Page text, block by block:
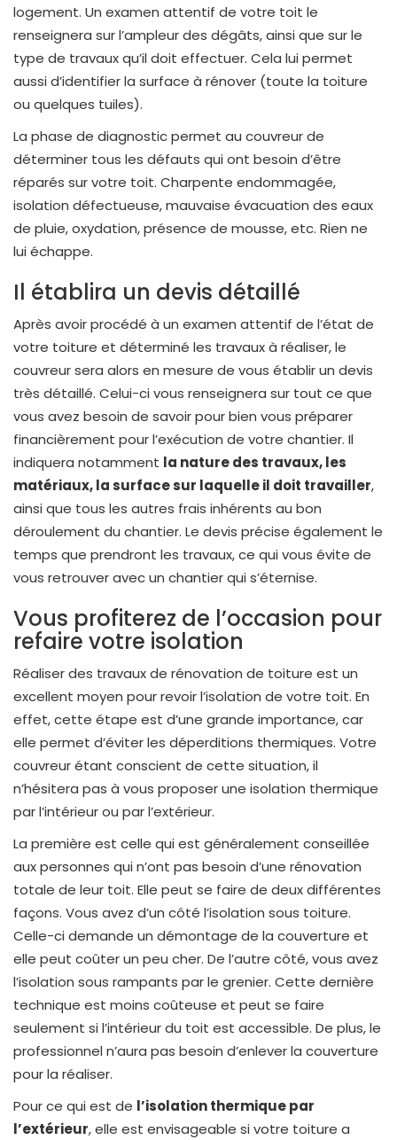
logement. Un examen attentif de votre toit le
renseignera sur l’ampleur des dégâts, ainsi que sur le
type de travaux qu’il doit effectuer. Cela lui permet
aussi d’identifier la surface à rénover (toute la toiture
ou quelques tuiles).
La phase de diagnostic permet au couvreur de
déterminer tous les défauts qui ont besoin d’être
réparés sur votre toit. Charpente endommagée,
isolation défectueuse, mauvaise évacuation des eaux
de pluie, oxydation, présence de mousse, etc. Rien ne
lui échappe.
Il établira un devis détaillé
Après avoir procédé à un examen attentif de l’état de
votre toiture et déterminé les travaux à réaliser, le
couvreur sera alors en mesure de vous établir un devis
très détaillé. Celui-ci vous renseignera sur tout ce que
vous avez besoin de savoir pour bien vous préparer
financièrement pour l’exécution de votre chantier. Il
indiquera notamment la nature des travaux, les
matériaux, la surface sur laquelle il doit travailler,
ainsi que tous les autres frais inhérents au bon
déroulement du chantier. Le devis précise également le
temps que prendront les travaux, ce qui vous évite de
vous retrouver avec un chantier qui s’éternise.
Vous profiterez de l’occasion pour
refaire votre isolation
Réaliser des travaux de rénovation de toiture est un
excellent moyen pour revoir l’isolation de votre toit. En
effet, cette étape est d’une grande importance, car
elle permet d’éviter les déperditions thermiques. Votre
couvreur étant conscient de cette situation, il
n’hésitera pas à vous proposer une isolation thermique
par l’intérieur ou par l’extérieur.
La première est celle qui est généralement conseillée
aux personnes qui n’ont pas besoin d’une rénovation
totale de leur toit. Elle peut se faire de deux différentes
façons. Vous avez d’un côté l’isolation sous toiture.
Celle-ci demande un démontage de la couverture et
elle peut coûter un peu cher. De l’autre côté, vous avez
l’isolation sous rampants par le grenier. Cette dernière
technique est moins coûteuse et peut se faire
seulement si l’intérieur du toit est accessible. De plus, le
professionnel n’aura pas besoin d’enlever la couverture
pour la réaliser.
Pour ce qui est de l’isolation thermique par
l’extérieur, elle est envisageable si votre toiture a